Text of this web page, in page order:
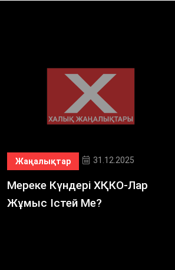
Жаңалықтар 31.12.2025
Мереке Күндері ХҚКО-Лар
Жұмыс Істей Ме?